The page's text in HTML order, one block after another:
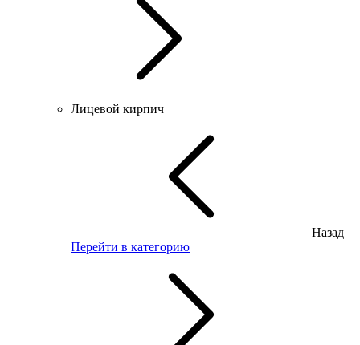
Лицевой кирпич
Назад
Перейти в категорию